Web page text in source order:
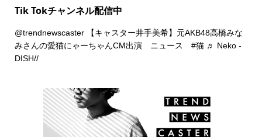
Tik Tokチャンネル配信中
@trendnewscaster【キャスター井手美希】元AKB48高橋みな
みさんの愛猫にゃーちゃんCM出演 ニュース #猫 ♬ Neko -
DISH//